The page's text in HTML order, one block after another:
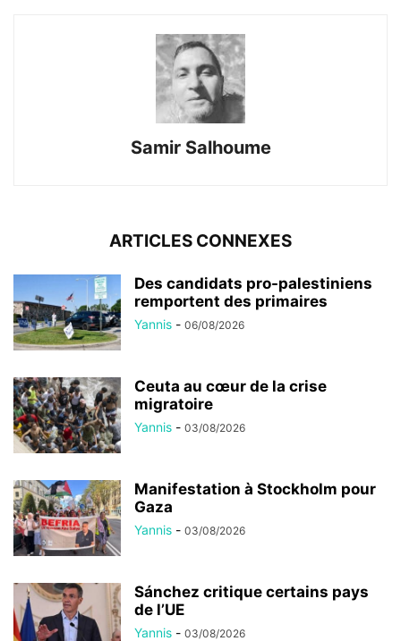
Samir Salhoume
ARTICLES CONNEXES
Des candidats pro-palestiniens
remportent des primaires
Yannis - 06/08/2026
Ceuta au cœur de la crise
migratoire
Yannis - 03/08/2026
Manifestation à Stockholm pour
Gaza
Yannis - 03/08/2026
Sánchez critique certains pays
de l’UE
Yannis - 03/08/2026